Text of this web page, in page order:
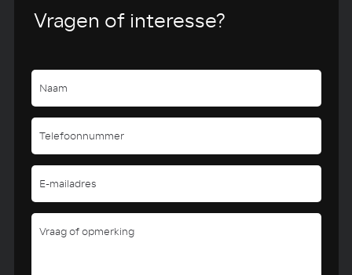
Vragen of interesse?